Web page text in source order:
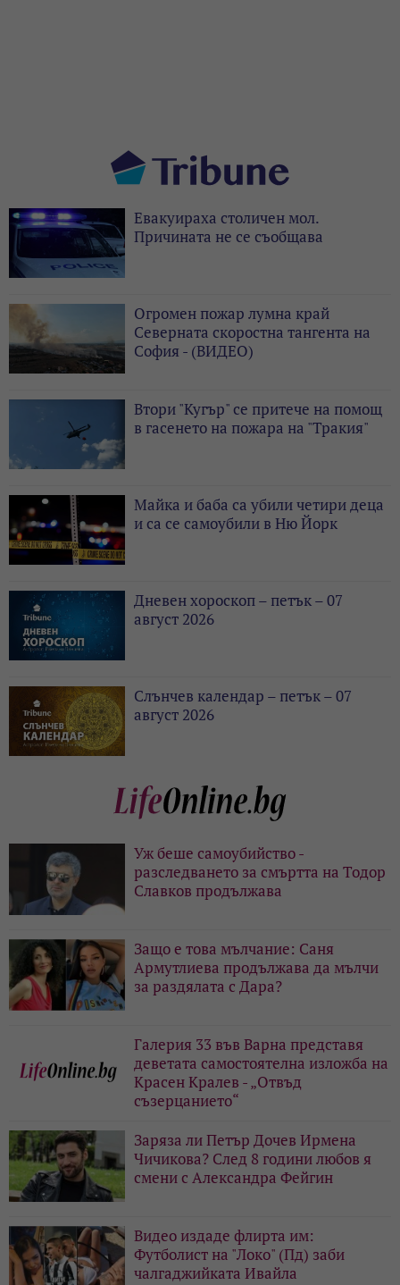
Евакуираха столичен мол.
Причината не се съобщава
Огромен пожар лумна край
Северната скоростна тангента на
София - (ВИДЕО)
Втори "Кугър" се притече на помощ
в гасенето на пожара на "Тракия"
Майка и баба са убили четири деца
и са се самоубили в Ню Йорк
Дневен хороскоп – петък – 07
август 2026
Слънчев календар – петък – 07
август 2026
Уж беше самоубийство -
разследването за смъртта на Тодор
Славков продължава
Защо е това мълчание: Саня
Армутлиева продължава да мълчи
за раздялата с Дара?
Галерия 33 във Варна представя
деветата самостоятелна изложба на
Красен Кралев - „Отвъд
съзерцанието“
Заряза ли Петър Дочев Ирмена
Чичикова? След 8 години любов я
смени с Александра Фейгин
Видео издаде флирта им:
Футболист на "Локо" (Пд) заби
чалгаджийката Ивайла